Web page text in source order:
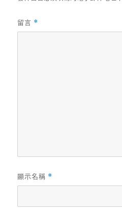
留言 *
顯示名稱 *